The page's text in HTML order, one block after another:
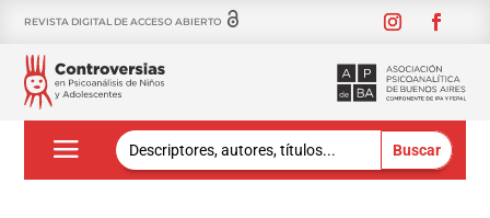
REVISTA DIGITAL DE ACCESO ABIERTO
Buscar: